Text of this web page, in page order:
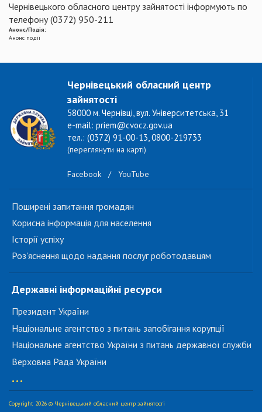
Чернівецького обласного центру зайнятості інформують по
телефону (0372) 950-211
Анонс/Подія:
Анонс події
Чернівецький обласний центр
зайнятості
58000 м. Чернівці, вул. Університетська, 31
e-mail: priem@cvocz.gov.ua
тел.: (0372) 91-00-13, 0800-219733
(переглянути на карті)
Facebook / YouTube
Поширені запитання громадян
Корисна інформація для населення
Історії успіху
Роз'яснення щодо надання послуг роботодавцям
Державні інформаційні ресурси
Президент України
Національне агентство з питань запобігання корупції
Національне агентство України з питань державної служби
Верховна Рада України
...
Copyright 2026 © Чернівецький обласний центр зайнятості